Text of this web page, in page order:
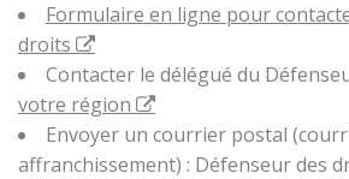
Formulaire en ligne pour
droits
Contacter le délégué du
votre région
Envoyer un courrier postal
affranchissement) : Défenseur des